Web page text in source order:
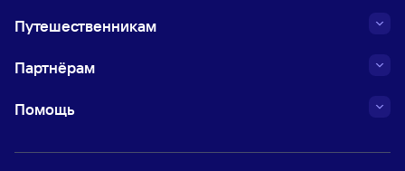
Путешественникам
Партнёрам
Помощь